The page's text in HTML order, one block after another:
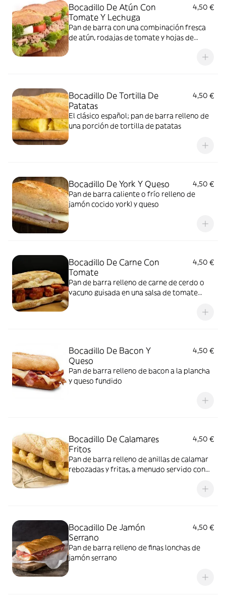
Bocadillo De Atún Con
Tomate Y Lechuga
4,50 €
Pan de barra con una combinación fresca
de atún, rodajas de tomate y hojas de
Bocadillo De Tortilla De
Patatas
4,50 €
El clásico español; pan de barra relleno de
una porción de tortilla de patatas
Bocadillo De York Y Queso
4,50 €
Pan de barra caliente o frío relleno de
jamón cocido york) y queso
Bocadillo De Carne Con
Tomate
4,50 €
Pan de barra relleno de carne de cerdo o
vacuno guisada en una salsa de tomate
Bocadillo De Bacon Y
Queso
4,50 €
Pan de barra relleno de bacon a la plancha
y queso fundido
Bocadillo De Calamares
Fritos
4,50 €
Pan de barra relleno de anillas de calamar
rebozadas y fritas, a menudo servido con
Bocadillo De Jamón
Serrano
4,50 €
Pan de barra relleno de finas lonchas de
jamón serrano